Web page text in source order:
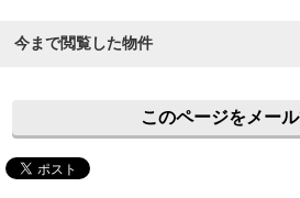
今まで閲覧した物件
このページをメー